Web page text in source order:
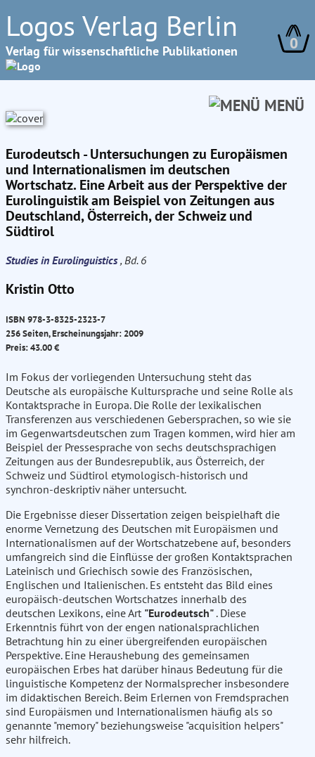
Logos Verlag Berlin
Verlag für wissenschaftliche Publikationen 0
MENÜ
Eurodeutsch - Untersuchungen zu Europäismen
und Internationalismen im deutschen
Wortschatz. Eine Arbeit aus der Perspektive der
Eurolinguistik am Beispiel von Zeitungen aus
Deutschland, Österreich, der Schweiz und
Südtirol
Studies in Eurolinguistics, Bd. 6
Kristin Otto
ISBN 978-3-8325-2323-7
256 Seiten, Erscheinungsjahr: 2009
Preis: 43.00 €
Im Fokus der vorliegenden Untersuchung steht das
Deutsche als europäische Kultursprache und seine Rolle als
Kontaktsprache in Europa. Die Rolle der lexikalischen
Transferenzen aus verschiedenen Gebersprachen, so wie sie
im Gegenwartsdeutschen zum Tragen kommen, wird hier am
Beispiel der Pressesprache von sechs deutschsprachigen
Zeitungen aus der Bundesrepublik, aus Österreich, der
Schweiz und Südtirol etymologisch-historisch und
synchron-deskriptiv näher untersucht.
Die Ergebnisse dieser Dissertation zeigen beispielhaft die
enorme Vernetzung des Deutschen mit Europäismen und
Internationalismen auf der Wortschatzebene auf, besonders
umfangreich sind die Einflüsse der großen Kontaktsprachen
Lateinisch und Griechisch sowie des Französischen,
Englischen und Italienischen. Es entsteht das Bild eines
europäisch-deutschen Wortschatzes innerhalb des
deutschen Lexikons, eine Art "Eurodeutsch" . Diese
Erkenntnis führt von der engen nationalsprachlichen
Betrachtung hin zu einer übergreifenden europäischen
Perspektive. Eine Heraushebung des gemeinsamen
europäischen Erbes hat darüber hinaus Bedeutung für die
linguistische Kompetenz der Normalsprecher insbesondere
im didaktischen Bereich. Beim Erlernen von Fremdsprachen
sind Europäismen und Internationalismen häufig als so
genannte "memory" beziehungsweise "acquisition helpers"
sehr hilfreich.